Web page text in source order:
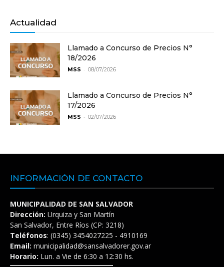
Actualidad
Llamado a Concurso de Precios N°
18/2026
MSS - 08/07/2026
Llamado a Concurso de Precios N°
17/2026
MSS - 02/07/2026
INFORMACIÓN DE CONTACTO
MUNICIPALIDAD DE SAN SALVADOR
Dirección: Urquiza y San Martín
San Salvador, Entre Ríos (CP: 3218)
Teléfonos: (0345) 3454027225 - 4910169
Email: municipalidad@sansalvadorer.gov.ar
Horario: Lun. a Vie de 6:30 a 12:30 hs.